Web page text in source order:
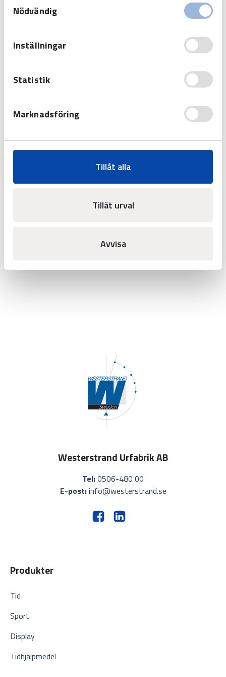
Nödvändig
Inställningar
Statistik
Marknadsföring
Tillåt alla
Tillåt urval
Avvisa
E-POSTADRESS
Westerstrand Urfabrik AB
Tel:0506-480 00
E-post:info@westerstrand.se
Produkter
Tid
Sport
Display
Tidhjälpmedel